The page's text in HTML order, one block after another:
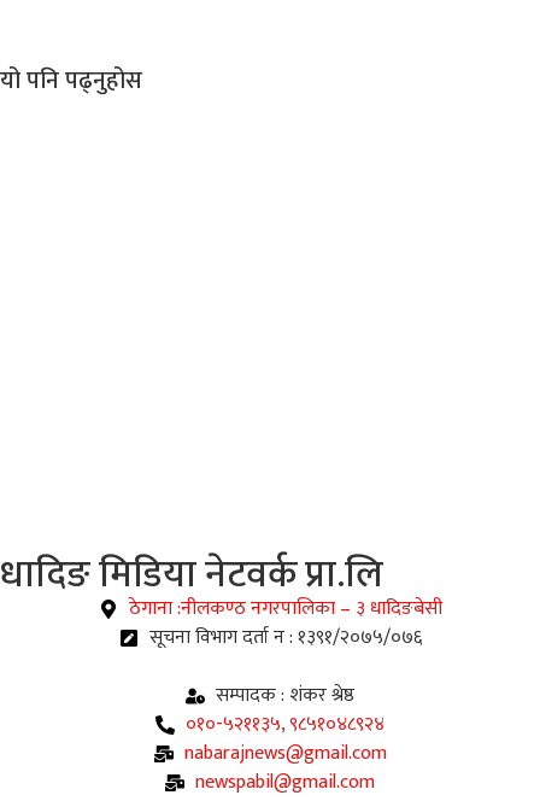
योपनि पढ्नुहोस
धादिङमिडिया नेटवर्क प्रा.लि
ठेगाना :नीलकण्ठ नगरपालिका – ३ धादिङबेसी
सूचना विभाग दर्ता न : १३९१/२०७५/०७६
सम्पादक : शंकर श्रेष्ठ
०१०-५२११३५, ९८५१०४८९२४
nabarajnews@gmail.com
newspabil@gmail.com